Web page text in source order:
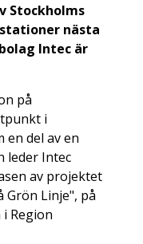
Stockholms
nästa
Intec är
på
i
en del av en
leder Intec
av projektet
Grön Linje", på
Region